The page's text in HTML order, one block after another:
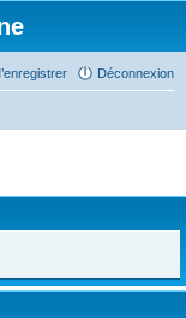
Déconnexion